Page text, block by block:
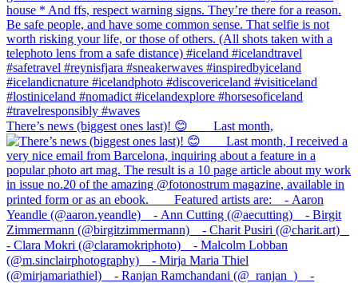
There’s news (biggest ones last)! 😊⠀ ⠀ Last month,